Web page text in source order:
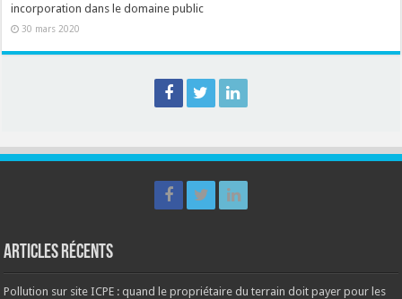
incorporation dans le domaine public
30 mars 2020
Articles récents
Pollution sur site ICPE : quand le propriétaire du terrain doit payer pour les